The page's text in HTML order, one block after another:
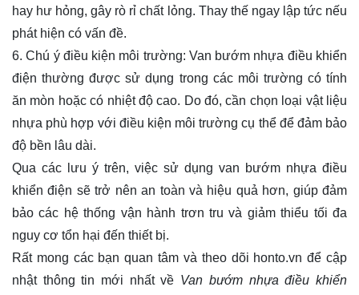
hay hư hỏng, gây rò rỉ chất lỏng. Thay thế ngay lập tức nếu
phát hiện có vấn đề.
6. Chú ý điều kiện môi trường: Van bướm nhựa điều khiển
điện thường được sử dụng trong các môi trường có tính
ăn mòn hoặc có nhiệt độ cao. Do đó, cần chọn loại vật liệu
nhựa phù hợp với điều kiện môi trường cụ thể để đảm bảo
độ bền lâu dài.
Qua các lưu ý trên, việc sử dụng van bướm nhựa điều
khiển điện sẽ trở nên an toàn và hiệu quả hơn, giúp đảm
bảo các hệ thống vận hành trơn tru và giảm thiểu tối đa
nguy cơ tổn hại đến thiết bị.
Rất mong các bạn quan tâm và theo dõi honto.vn để cập
nhật thông tin mới nhất về Van bướm nhựa điều khiển